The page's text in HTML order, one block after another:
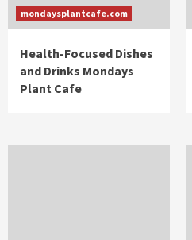
mondaysplantcafe.com
Health-Focused Dishes
and Drinks Mondays
Plant Cafe